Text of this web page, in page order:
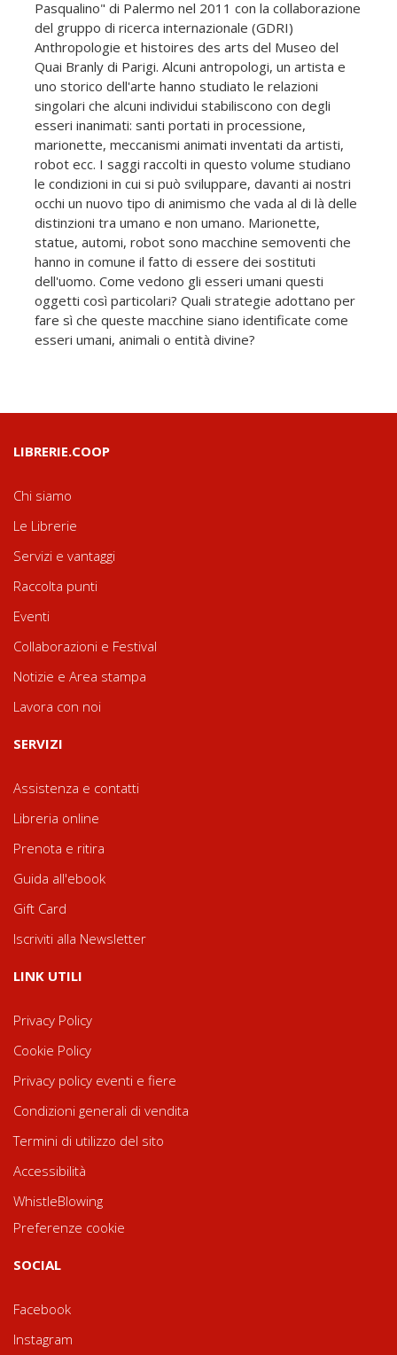
Pasqualino" di Palermo nel 2011 con la collaborazione
del gruppo di ricerca internazionale (GDRI)
Anthropologie et histoires des arts del Museo del
Quai Branly di Parigi. Alcuni antropologi, un artista e
uno storico dell'arte hanno studiato le relazioni
singolari che alcuni individui stabiliscono con degli
esseri inanimati: santi portati in processione,
marionette, meccanismi animati inventati da artisti,
robot ecc. I saggi raccolti in questo volume studiano
le condizioni in cui si può sviluppare, davanti ai nostri
occhi un nuovo tipo di animismo che vada al di là delle
distinzioni tra umano e non umano. Marionette,
statue, automi, robot sono macchine semoventi che
hanno in comune il fatto di essere dei sostituti
dell'uomo. Come vedono gli esseri umani questi
oggetti così particolari? Quali strategie adottano per
fare sì che queste macchine siano identificate come
esseri umani, animali o entità divine?
LIBRERIE.COOP
Chi siamo
Le Librerie
Servizi e vantaggi
Raccolta punti
Eventi
Collaborazioni e Festival
Notizie e Area stampa
Lavora con noi
SERVIZI
Assistenza e contatti
Libreria online
Prenota e ritira
Guida all'ebook
Gift Card
Iscriviti alla Newsletter
LINK UTILI
Privacy Policy
Cookie Policy
Privacy policy eventi e fiere
Condizioni generali di vendita
Termini di utilizzo del sito
Accessibilità
WhistleBlowing
Preferenze cookie
SOCIAL
Facebook
Instagram